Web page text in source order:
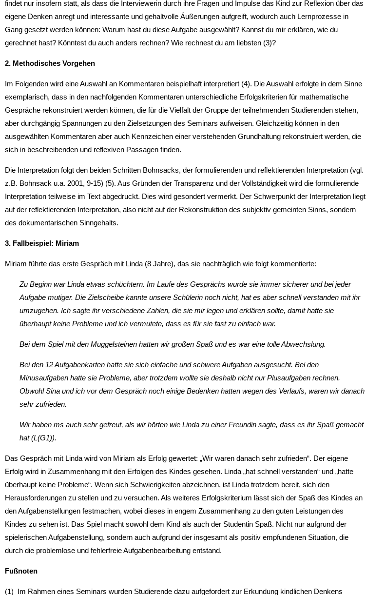
findet nur insofern statt, als dass die Interviewerin durch ihre Fragen und Impulse das Kind zur Reflexion über das
eigene Den­ken anregt und interessante und gehaltvolle Äußerungen aufgreift, wodurch auch Lernprozesse in
Gang gesetzt werden können: Warum hast du diese Aufgabe ausgewählt? Kannst du mir erklären, wie du
gerechnet hast? Könn­test du auch anders rechnen? Wie rechnest du am liebsten (3)?
2. Methodisches Vorgehen
Im Folgenden wird eine Auswahl an Kommentaren beispielhaft interpretiert (4). Die Auswahl erfolgte in dem Sinne
exemplarisch, dass in den nachfolgenden Kommentaren unterschiedliche Erfolgskriterien für mathematische
Gespräche rekonstruiert werden können, die für die Vielfalt der Gruppe der teilnehmenden Studierenden stehen,
aber durchgängig Spannungen zu den Zielsetzungen des Seminars aufweisen. Gleichzeitig können in den
ausgewählten Kommentaren aber auch Kennzeichen einer verstehenden Grundhaltung rekonstruiert werden, die
sich in beschreibenden und reflexiven Passagen finden.
Die Interpretation folgt den beiden Schritten Bohnsacks, der formulierenden und reflektierenden Interpretation (vgl.
z.B. Bohnsack u.a. 2001, 9-15) (5). Aus Gründen der Transparenz und der Vollständigkeit wird die formulierende
Interpretation teilweise im Text abgedruckt. Dies wird gesondert vermerkt. Der Schwerpunkt der Interpretation liegt
auf der reflektierenden Interpretation, also nicht auf der Rekonstruktion des subjektiv gemeinten Sinns, sondern
des dokumentarischen Sinngehalts.
3. Fallbeispiel: Miriam
Miriam führte das erste Gespräch mit Linda (8 Jahre), das sie nachträglich wie folgt kommentierte:
Zu Beginn war Linda etwas schüchtern. Im Laufe des Gesprächs wurde sie immer sicherer und bei jeder
Aufgabe mutiger. Die Zielscheibe kannte unse­re Schülerin noch nicht, hat es aber schnell verstanden mit ihr
umzugehen. Ich sagte ihr verschiedene Zahlen, die sie mir legen und erklären sollte, damit hatte sie
überhaupt keine Probleme und ich vermutete, dass es für sie fast zu einfach war.
Bei dem Spiel mit den Muggelsteinen hatten wir großen Spaß und es war eine tolle Abwechslung.
Bei den 12 Aufgabenkarten hatte sie sich einfache und schwere Aufgaben ausgesucht. Bei den
Minusaufgaben hatte sie Probleme, aber trotzdem wollte sie deshalb nicht nur Plusaufgaben rechnen.
Obwohl Sina und ich vor dem Gespräch noch einige Bedenken hatten wegen des Verlaufs, waren wir da­nach
sehr zufrieden.
Wir haben ms auch sehr gefreut, als wir hörten wie Linda zu einer Freun­din sagte, dass es ihr Spaß gemacht
hat (L(G1)).
Das Gespräch mit Linda wird von Miriam als Erfolg gewertet: „Wir waren danach sehr zufrieden“. Der eigene
Erfolg wird in Zusammenhang mit den Erfolgen des Kindes gesehen. Linda „hat schnell verstanden“ und „hatte
überhaupt keine Probleme“. Wenn sich Schwierigkeiten abzeichnen, ist Lin­da trotzdem bereit, sich den
Herausforderungen zu stellen und zu versuchen. Als weiteres Erfolgskriterium lässt sich der Spaß des Kindes an
den Aufga­benstellungen festmachen, wobei dieses in engem Zusammenhang zu den guten Leistungen des
Kindes zu sehen ist. Das Spiel macht sowohl dem Kind als auch der Studentin Spaß. Nicht nur aufgrund der
spielerischen Auf­gabenstellung, sondern auch aufgrund der insgesamt als positiv empfundenen Situation, die
durch die problemlose und fehlerfreie Aufgabenbearbeitung entstand.
Fußnoten
(1) Im Rahmen eines Seminars wurden Studierende dazu aufgefordert zur Erkundung kindlichen Denkens